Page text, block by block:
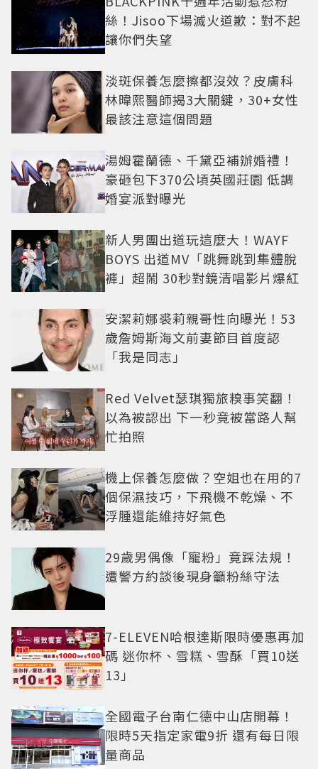
絲！Jisoo下場滅火道歉：對不起
讓你們失望
淡斑保養怎麼擦都沒效？皮膚科
林暐熙醫師揭3大關鍵，30+女性
最該注意這個問題
湯姆霍蘭德、千黛亞補辦婚禮！
豪砸包下370公頃英國莊園 低調
婚宴派對曝光
新人男團出道玩這麼大！WAYF
BOYS 出道MV「跳舞跳到集體脫
褲」超鬧 30秒對鏡清唱影片爆紅
安潔莉娜裘莉親哥性向曝光！53
歲詹姆斯海文前妻節目首度認
「我是同志」
Red Velvet瑟琪獨旅糗事笑翻！
以為被認出 下一秒竟被當路人幫
忙拍照
機上保養怎麼做？空姐也在用的7
個保濕技巧，下飛機不乾燥、不
浮腫還能維持好氣色
29歲男偶像「寵粉」竟踩法規！
遭警方約談後現身籲粉絲守法
7-ELEVEN哈根達斯限時優惠再加
碼 迷你杯、雪糕、雪酥「買10送
13」
全國電子台南仁德中山店開幕！
限時5天指定家電9折 還有每日限
量商品